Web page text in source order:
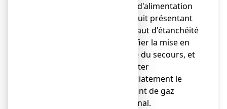
vanne d'alimentation
du circuit présentant
un défaut d'étanchéité
et vérifier la mise en
service du secours, et
contacter
immédiatement le
fabricant de gaz
médicinal.